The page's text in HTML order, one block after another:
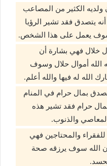
الكثير من المصاعب
يتصدق فقد تشير الرؤيا
سوف يعمل على هذا الشخص.
خلال فهي بشارة أن
الله أموال حلال وسوف
الله له فيها والله أعلم.
بمال حرام في المنام
حرام فقد تشير هذه
والذنوب.
والمحتاجين فهي
الله سوف يرزقه صحة